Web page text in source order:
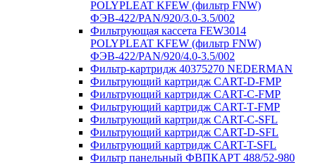
POLYPLEAT KFEW (фильтр FNW)
ФЭВ-422/PAN/920/3.0-3.5/002
Фильтрующая кассета FEW3014
POLYPLEAT KFEW (фильтр FNW)
ФЭВ-422/PAN/920/4.0-3.5/002
Фильтр-картридж 40375270 NEDERMAN
Фильтрующий картридж CART-D-FMP
Фильтрующий картридж CART-С-FMP
Фильтрующий картридж CART-Т-FMP
Фильтрующий картридж CART-C-SFL
Фильтрующий картридж CART-D-SFL
Фильтрующий картридж CART-T-SFL
Фильтр панельный ФВПКАРТ 488/52-980